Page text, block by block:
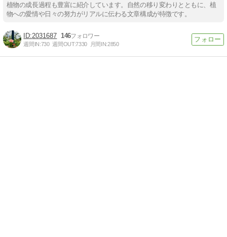
植物の成長過程も豊富に紹介しています。自然の移り変わりとともに、植
物への愛情や日々の努力がリアルに伝わる文章構成が特徴です。
2031687 146
週間IN:730 週間OUT:7330 月間IN:2850